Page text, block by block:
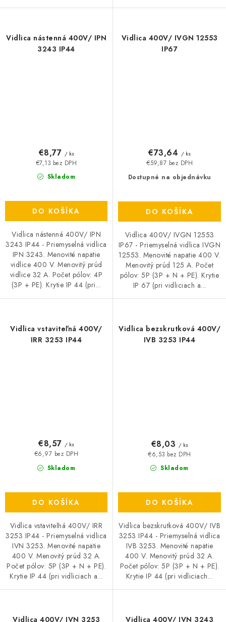
Vidlica nástenná 400V/ IPN
3243 IP44
Skladom
€7,13 bez DPH
€8,77 / ks
DO KOŠÍKA
Vidlica nástenná 400V/ IPN
3243 IP44 - Priemyselná vidlica
IPN 3243. Menovité napätie
vidlice 400 V. Menovitý prúd
vidlice 32 A. Počet pólov: 4P
(3P + PE). Krytie IP 44 (pri...
Vidlica 400V/ IVGN 12553
IP67
Dostupné na objednávku
€59,87 bez DPH
€73,64 / ks
DO KOŠÍKA
Vidlica 400V/ IVGN 12553
IP67 - Priemyselná vidlica IVGN
12553. Menovité napätie 400 V.
Menovitý prúd 125 A. Počet
pólov: 5P (3P + N + PE). Krytie
IP 67 (pri vidliciach a...
Vidlica vstaviteľná 400V/
IRR 3253 IP44
Skladom
€6,97 bez DPH
€8,57 / ks
DO KOŠÍKA
Vidlica vstaviteľná 400V/ IRR
3253 IP44 - Priemyselná vidlica
IVN 3253. Menovité napätie
400 V. Menovitý prúd 32 A.
Počet pólov: 5P (3P + N + PE).
Krytie IP 44 (pri vidliciach a...
Vidlica bezskrutková 400V/
IVB 3253 IP44
Skladom
€6,53 bez DPH
€8,03 / ks
DO KOŠÍKA
Vidlica bezskrutková 400V/ IVB
3253 IP44 - Priemyselná vidlica
IVB 3253. Menovité napätie
400 V. Menovitý prúd 32 A.
Počet pólov: 5P (3P + N + PE).
Krytie IP 44 (pri vidliciach...
Vidlica 400V/ IVN 3253 Vidlica 400V/ IVN 3243